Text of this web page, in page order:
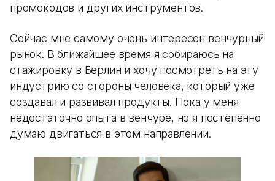
промокодов и других инструментов.
Сейчас мне самому очень интересен венчурный
рынок. В ближайшее время я собираюсь на
стажировку в Берлин и хочу посмотреть на эту
индустрию со стороны человека, который уже
создавал и развивал продукты. Пока у меня
недостаточно опыта в венчуре, но я постепенно
думаю двигаться в этом направлении.